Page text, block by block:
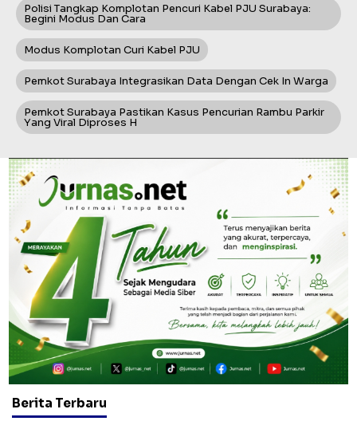
Polisi Tangkap Komplotan Pencuri Kabel PJU Surabaya:
Begini Modus Dan Cara
Modus Komplotan Curi Kabel PJU
Pemkot Surabaya Integrasikan Data Dengan Cek In Warga
Pemkot Surabaya Pastikan Kasus Pencurian Rambu Parkir
Yang Viral Diproses H
Berita Terbaru